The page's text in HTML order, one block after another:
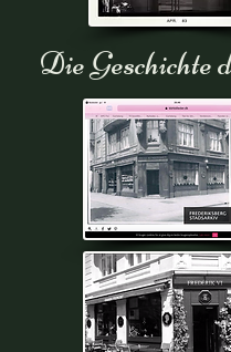
Die Geschichte